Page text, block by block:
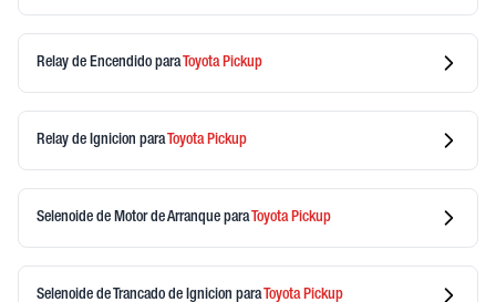
Relay de Encendido paraToyotaPickup
Relay de Ignicion paraToyotaPickup
Selenoide de Motor de Arranque paraToyotaPickup
Selenoide de Trancado de Ignicion paraToyotaPickup